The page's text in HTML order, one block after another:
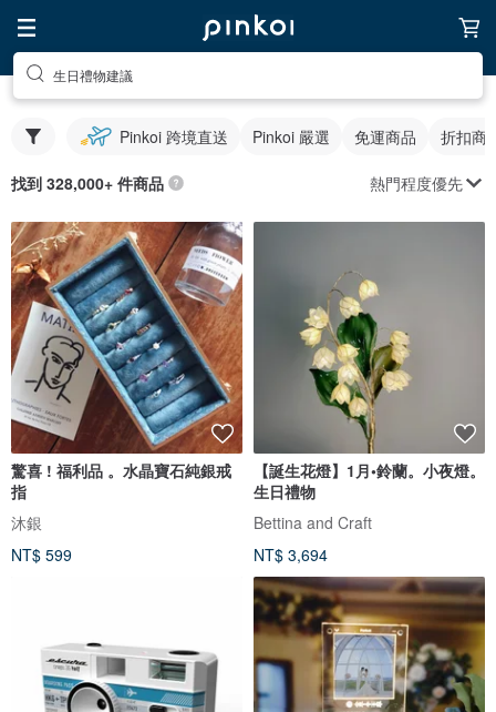
生日禮物建議
Pinkoi 跨境直送 Pinkoi 嚴選 免運商品 折扣商
找到 328,000+ 件商品 熱門程度優先
驚喜 ! 福利品 。水晶寶石純銀戒
指
沐銀
NT$ 599
【誕生花燈】1月•鈴蘭。小夜燈。
生日禮物
Bettina and Craft
NT$ 3,694